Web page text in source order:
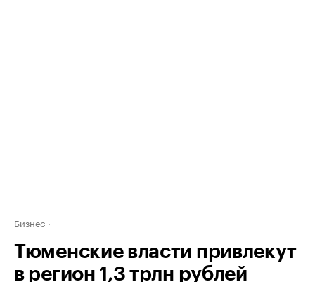
Бизнес
Тюменские власти привлекут
в регион 1,3 трлн рублей